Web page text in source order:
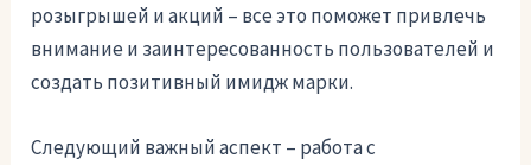
розыгрышей и акций – все это поможет привлечь
внимание и заинтересованность пользователей и
создать позитивный имидж марки.
Следующий важный аспект – работа с